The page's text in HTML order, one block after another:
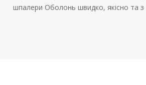
шпалери Оболонь швидко, якісно та з